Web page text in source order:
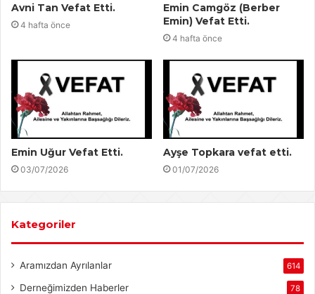
Avni Tan Vefat Etti.
4 hafta önce
Emin Camgöz (Berber
Emin) Vefat Etti.
4 hafta önce
Emin Uğur Vefat Etti.
03/07/2026
Ayşe Topkara vefat etti.
01/07/2026
Kategoriler
Aramızdan Ayrılanlar 614
Derneğimizden Haberler 78